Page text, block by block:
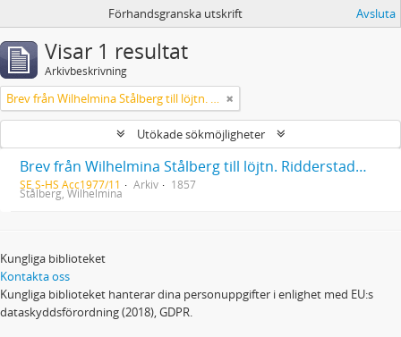
Förhandsgranska utskrift Avsluta
Visar 1 resultat
Arkivbeskrivning
Brev från Wilhelmina Stålberg till löjtn. Ridderstad 1857
Utökade sökmöjligheter
Brev från Wilhelmina Stålberg till löjtn. Ridderstad 1857
SE S-HS Acc1977/11 Arkiv 1857
Stålberg, Wilhelmina
Kungliga biblioteket
Kontakta oss
Kungliga biblioteket hanterar dina personuppgifter i enlighet med EU:s
dataskyddsförordning (2018), GDPR.